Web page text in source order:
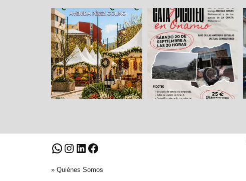
» Quiénes Somos